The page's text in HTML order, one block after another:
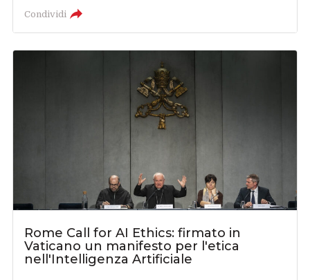
Condividi
Rome Call for AI Ethics: firmato in
Vaticano un manifesto per l'etica
nell'Intelligenza Artificiale